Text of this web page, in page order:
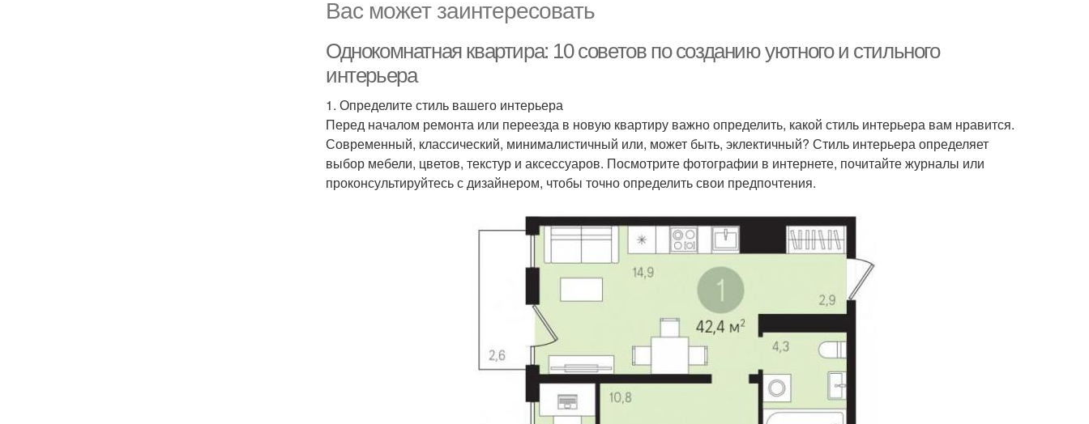
Вас может заинтересовать
Однокомнатная квартира: 10 советов по созданию уютного и стильного
интерьера
1. Определите стиль вашего интерьера
Перед началом ремонта или переезда в новую квартиру важно определить, какой стиль интерьера вам нравится.
Современный, классический, минималистичный или, может быть, эклектичный? Стиль интерьера определяет
выбор мебели, цветов, текстур и аксессуаров. Посмотрите фотографии в интернете, почитайте журналы или
проконсультируйтесь с дизайнером, чтобы точно определить свои предпочтения.